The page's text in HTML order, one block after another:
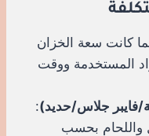
كانت سعة الخزان
المستخدمة ووقت
فايبر جلاس/حديد):
واللحام بحسب